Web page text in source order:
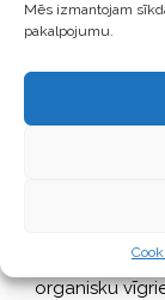
Mēs izmantojam
pakalpojumu.
Cena:12.90 €
Coslys
ar liliju
netīrumiem,
organisku